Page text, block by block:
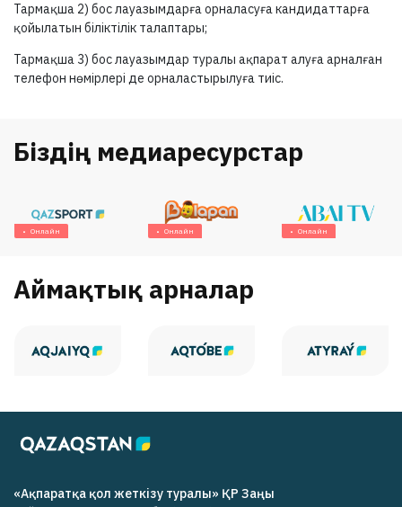
Тармақша 2) бос лауазымдарға орналасуға кандидаттарға
қойылатын біліктілік талаптары;
Тармақша 3) бос лауазымдар туралы ақпарат алуға арналған
телефон нөмірлері де орналастырылуға тиіс.
Біздің медиаресурстар
Онлайн Онлайн Онлайн
Аймақтық арналар
«Ақпаратқа қол жеткізу туралы» ҚР Заңы